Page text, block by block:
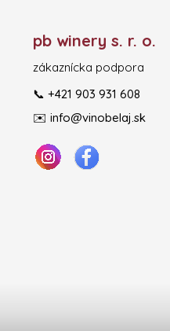
pb winery s. r. o.
zákaznícka podpora
📞 +421 903 931 608
✉️ info@vinobelaj.sk